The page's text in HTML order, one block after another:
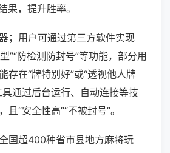
果，提升胜率。
；用户可通过第三方软件实现
”“防检测防封号”等功能，部分用
存在“牌特别好”或“透视他人牌
通过后台运行、自动连接等技
“安全性高”“不被封号”。
国超400种省市县地方麻将玩